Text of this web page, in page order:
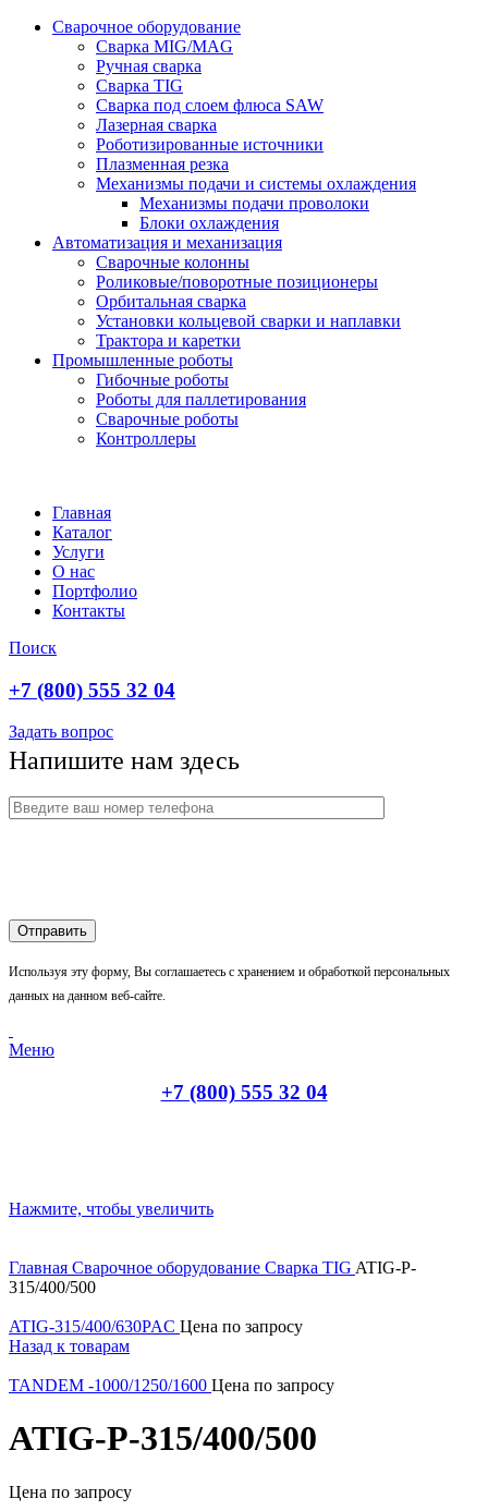
Сварочное оборудование
Сварка MIG/MAG
Ручная сварка
Сварка TIG
Сварка под слоем флюса SAW
Лазерная сварка
Роботизированные источники
Плазменная резка
Механизмы подачи и системы охлаждения
Механизмы подачи проволоки
Блоки охлаждения
Автоматизация и механизация
Сварочные колонны
Роликовые/поворотные позиционеры
Орбитальная сварка
Установки кольцевой сварки и наплавки
Трактора и каретки
Промышленные роботы
Гибочные роботы
Роботы для паллетирования
Сварочные роботы
Контроллеры
Главная
Каталог
Услуги
О нас
Портфолио
Контакты
Поиск
+7 (800) 555 32 04
Задать вопрос
Напишите нам здесь
Используя эту форму, Вы соглашаетесь с хранением и обработкой персональных
данных на данном веб-сайте.
Меню
+7 (800) 555 32 04
Нажмите, чтобы увеличить
Главная Сварочное оборудование Сварка TIG ATIG-P-
315/400/500
ATIG-315/400/630PAC Цена по запросу
Назад к товарам
TANDEM -1000/1250/1600 Цена по запросу
ATIG-P-315/400/500
Цена по запросу